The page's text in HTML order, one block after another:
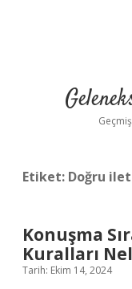
Etiket: Doğru
Konuşma
Kuralları
Tarih: Ekim 14, 2024